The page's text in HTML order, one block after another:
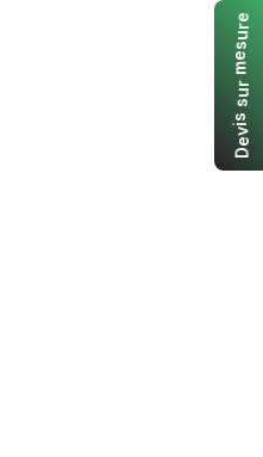
D
e
v
i
s
s
u
r
m
e
s
u
r
e